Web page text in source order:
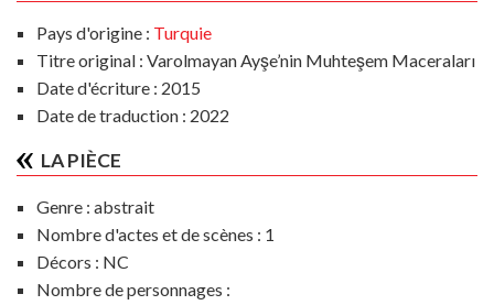
Pays d'origine : Turquie
Titre original : Varolmayan Ayşe’nin Muhteşem Maceraları
Date d'écriture : 2015
Date de traduction : 2022
LA PIÈCE
Genre : abstrait
Nombre d'actes et de scènes : 1
Décors : NC
Nombre de personnages :